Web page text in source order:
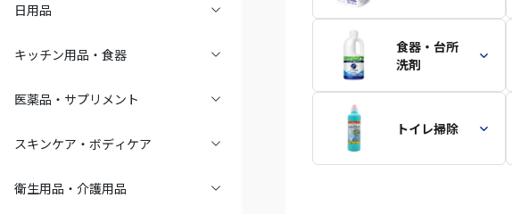
日用品
キッチン用品・食器
医薬品・サプリメント
スキンケア・ボディケア
衛生用品・介護用品
食器・台所
洗剤
トイレ掃除